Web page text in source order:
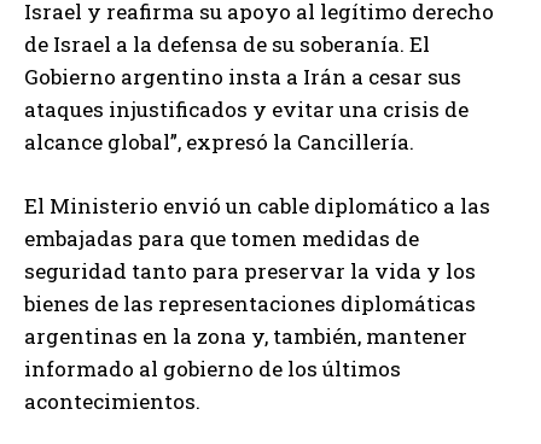
Israel y reafirma su apoyo al legítimo derecho
de Israel a la defensa de su soberanía. El
Gobierno argentino insta a Irán a cesar sus
ataques injustificados y evitar una crisis de
alcance global”, expresó la Cancillería.
El Ministerio envió un cable diplomático a las
embajadas para que tomen medidas de
seguridad tanto para preservar la vida y los
bienes de las representaciones diplomáticas
argentinas en la zona y, también, mantener
informado al gobierno de los últimos
acontecimientos.